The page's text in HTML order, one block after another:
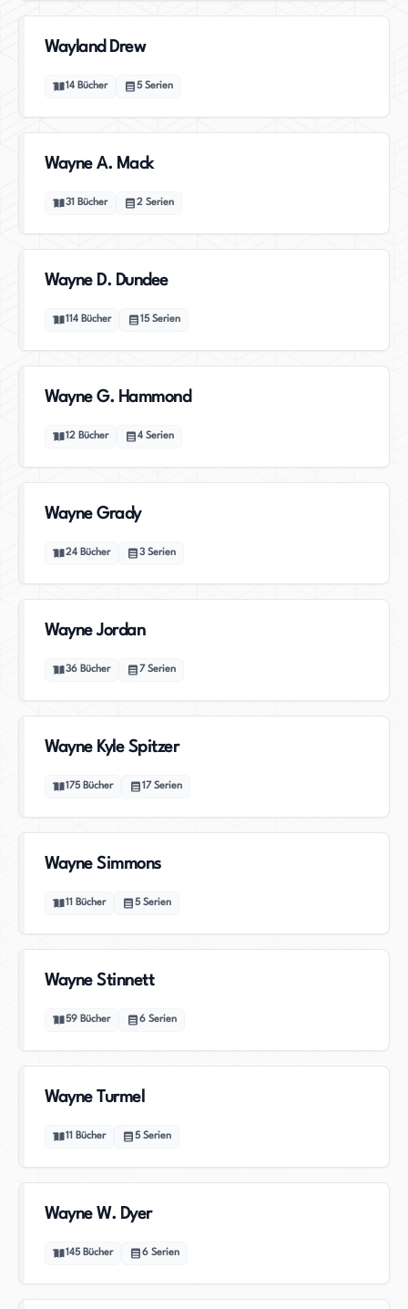
Wayland Drew
14 Bücher 5 Serien
Wayne A. Mack
31 Bücher 2 Serien
Wayne D. Dundee
114 Bücher 15 Serien
Wayne G. Hammond
12 Bücher 4 Serien
Wayne Grady
24 Bücher 3 Serien
Wayne Jordan
36 Bücher 7 Serien
Wayne Kyle Spitzer
175 Bücher 17 Serien
Wayne Simmons
11 Bücher 5 Serien
Wayne Stinnett
59 Bücher 6 Serien
Wayne Turmel
11 Bücher 5 Serien
Wayne W. Dyer
145 Bücher 6 Serien